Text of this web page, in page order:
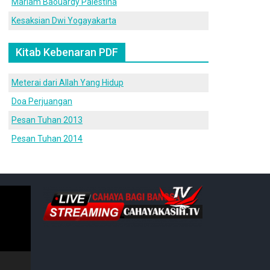
Kesaksian Dwi Yogayakarta
Kitab Kebenaran PDF
Meterai dari Allah Yang Hidup
Doa Perjuangan
Pesan Tuhan 2013
Pesan Tuhan 2014